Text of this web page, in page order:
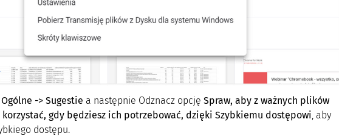
Ogólne -> Sugestie a następnie Odznacz opcję Spraw, aby z ważnych plików
korzystać, gdy będziesz ich potrzebować, dzięki Szybkiemu dostępowi , aby
dostępu.